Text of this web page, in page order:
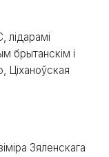
лідарамі
брытанскім і
Ціханоўская
Зяленскага